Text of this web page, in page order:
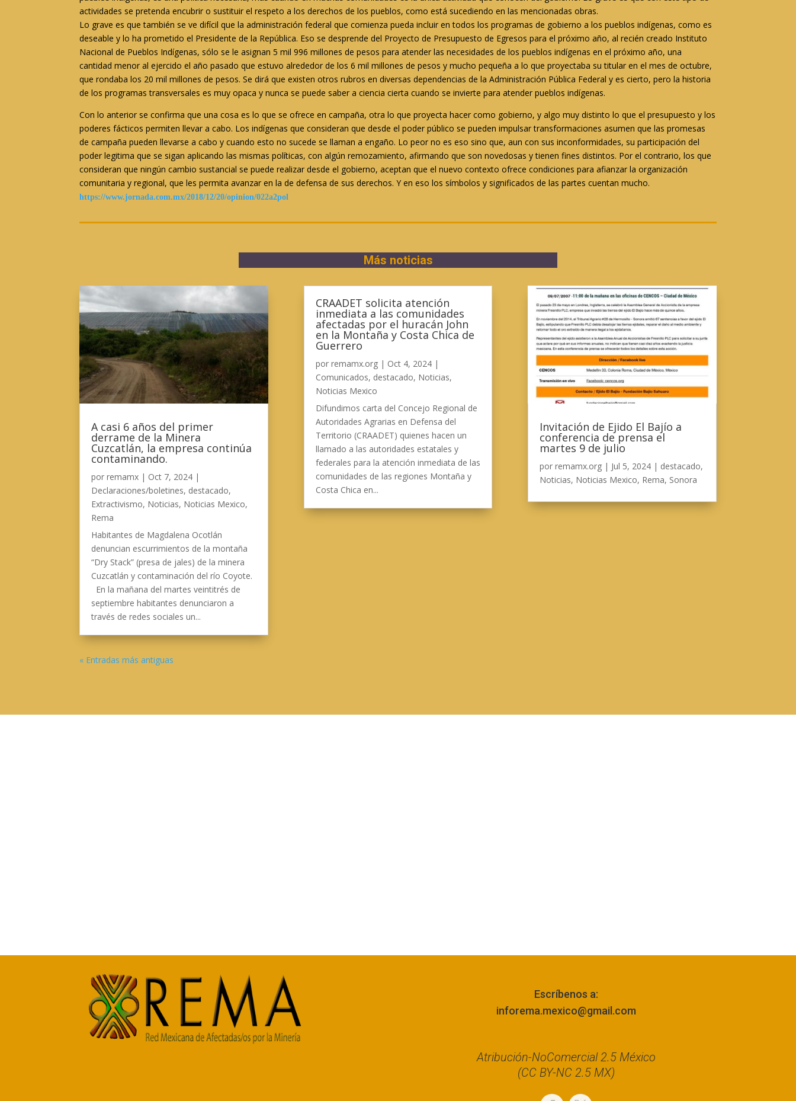
actividades se pretenda encubrir o sustituir el respeto a los derechos de los pueblos, como está sucediendo en las mencionadas obras.
Lo grave es que también se ve difícil que la administración federal que comienza pueda incluir en todos los programas de gobierno a los pueblos indígenas, como es
deseable y lo ha prometido el Presidente de la República. Eso se desprende del Proyecto de Presupuesto de Egresos para el próximo año, al recién creado Instituto
Nacional de Pueblos Indígenas, sólo se le asignan 5 mil 996 millones de pesos para atender las necesidades de los pueblos indígenas en el próximo año, una
cantidad menor al ejercido el año pasado que estuvo alrededor de los 6 mil millones de pesos y mucho pequeña a lo que proyectaba su titular en el mes de octubre,
que rondaba los 20 mil millones de pesos. Se dirá que existen otros rubros en diversas dependencias de la Administración Pública Federal y es cierto, pero la historia
de los programas transversales es muy opaca y nunca se puede saber a ciencia cierta cuando se invierte para atender pueblos indígenas.
Con lo anterior se confirma que una cosa es lo que se ofrece en campaña, otra lo que proyecta hacer como gobierno, y algo muy distinto lo que el presupuesto y los
poderes fácticos permiten llevar a cabo. Los indígenas que consideran que desde el poder público se pueden impulsar transformaciones asumen que las promesas
de campaña pueden llevarse a cabo y cuando esto no sucede se llaman a engaño. Lo peor no es eso sino que, aun con sus inconformidades, su participación del
poder legitima que se sigan aplicando las mismas políticas, con algún remozamiento, afirmando que son novedosas y tienen fines distintos. Por el contrario, los que
consideran que ningún cambio sustancial se puede realizar desde el gobierno, aceptan que el nuevo contexto ofrece condiciones para afianzar la organización
comunitaria y regional, que les permita avanzar en la de defensa de sus derechos. Y en eso los símbolos y significados de las partes cuentan mucho.
https://www.jornada.com.mx/2018/12/20/opinion/022a2pol
Más noticias
A casi 6 años del primer
derrame de la Minera
Cuzcatlán, la empresa continúa
contaminando.
porremamx | Oct 7, 2024 |
Declaraciones/boletines, destacado,
Extractivismo, Noticias, Noticias Mexico,
Rema
Habitantes de Magdalena Ocotlán
denuncian escurrimientos de la montaña
“Dry Stack” (presa de jales) de la minera
Cuzcatlán y contaminación del río Coyote.
En la mañana del martes veintitrés de
septiembre habitantes denunciaron a
través de redes sociales un...
CRAADET solicita atención
inmediata a las comunidades
afectadas por el huracán John
en la Montaña y Costa Chica de
Guerrero
por remamx.org| Oct 4, 2024|
Comunicados, destacado, Noticias,
Noticias Mexico
Difundimos carta del Concejo Regional de
Autoridades Agrarias en Defensa del
Territorio (CRAADET) quienes hacen un
llamado a las autoridades estatales y
federales para la atención inmediata de las
comunidades de las regiones Montaña y
Costa Chica en...
Invitación de Ejido El Bajío a
conferencia de prensa el
martes 9 de julio
por remamx.org| Jul 5, 2024| destacado,
Noticias, Noticias Mexico, Rema, Sonora
« Entradas más antiguas
Escríbenos a:
inforema.mexico@gmail.com
Atribución-NoComercial 2.5 México
(CC BY-NC 2.5 MX)